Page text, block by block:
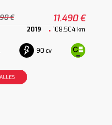
€ 11.490 €
2019 108.504 km
90 cv